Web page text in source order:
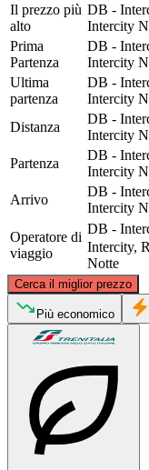
Il prezzo più
alto
DB -
Intercity
Prima
Partenza
DB -
Intercity
Ultima
partenza
DB -
Intercity
Distanza
DB -
Intercity
Partenza
DB -
Intercity
Arrivo
DB -
Intercity
Operatore di
viaggio
DB -
Intercity,
Notte
Cerca il miglior prezzo
Più economico